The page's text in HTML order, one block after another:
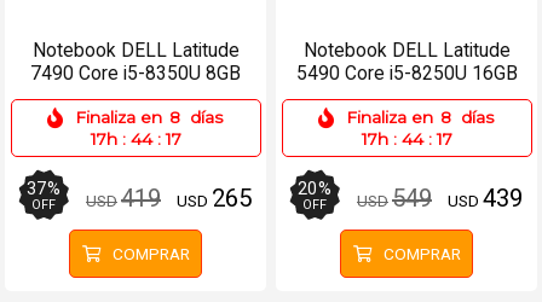
Notebook DELL Latitude
7490 Core i5-8350U 8GB
256SSD 14 Táctil
Finaliza en 8 días
17h : 44 : 17
37%
OFF USD419 USD 265
COMPRAR
Notebook DELL Latitude
5490 Core i5-8250U 16GB
512SSD 14 Win 11 Pro
Finaliza en 8 días
17h : 44 : 17
20%
OFF USD549 USD 439
COMPRAR